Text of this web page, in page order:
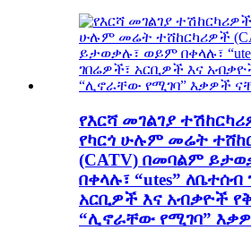
የእርሻ መገልገያ
የካርጎ ሁሉም መሬት
(CATV) በመባልም
በቀላሉ፣ “utes” ለቤተሰብ
አርቢዎች እና አብቃዮች
“ሊኖራቸው የሚገባ”